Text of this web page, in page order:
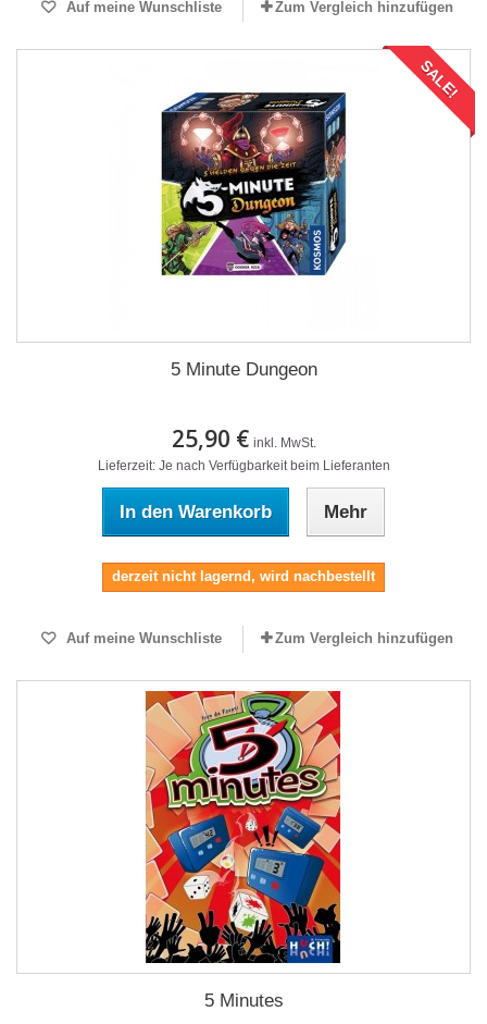
Auf meine Wunschliste Zum Vergleich hinzufügen
SALE!
5 Minute Dungeon
25,90 € inkl. MwSt.
Lieferzeit: Je nach Verfügbarkeit beim Lieferanten
In den Warenkorb Mehr
derzeit nicht lagernd, wird nachbestellt
Auf meine Wunschliste Zum Vergleich hinzufügen
5 Minutes